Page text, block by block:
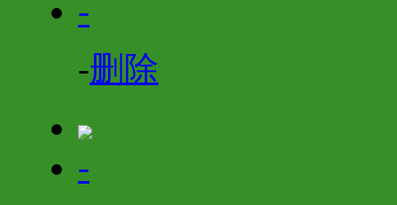
-
-删除
-